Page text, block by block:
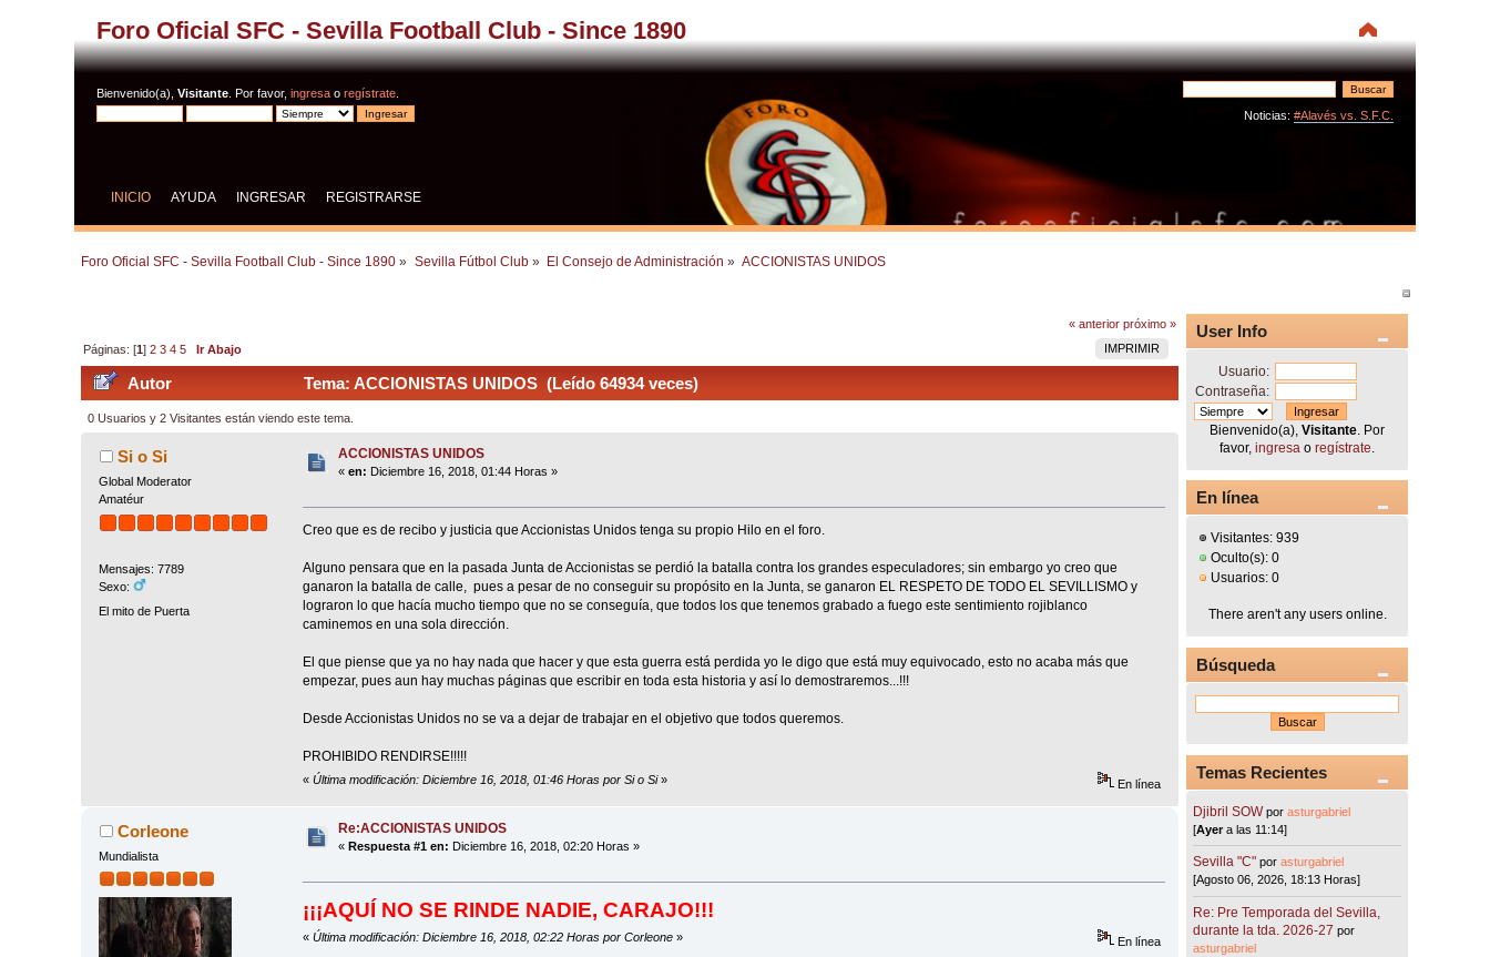
Foro Oficial SFC - Sevilla Football Club - Since 1890
Bienvenido(a),Visitante . Por favor,ingresa oregístrate
Noticias: #Alavés vs. S.F.C.
INICIO AYUDA INGRESAR REGISTRARSE
Foro Oficial SFC - Sevilla Football Club - Since 1890 » Sevilla Fútbol Club» El Consejo de Administración » ACCIONISTAS UNIDOS
« anterior próximo »
IMPRIMIR
Páginas: [1]2 3 4 5 Ir Abajo
Autor Tema: ACCIONISTAS UNIDOS (Leído 64934 veces)
0 Usuarios y 2 Visitantes están viendo este tema.
Si o Si
Global Moderator
Amatéur
Mensajes: 7789
Sexo:
El mito de Puerta
ACCIONISTAS UNIDOS
«en: Diciembre 16, 2018, 01:44 Horas »
Creo que es de recibo y justicia que Accionistas Unidos tenga su propio Hilo en el foro.
Alguno pensara que en la pasada Junta de Accionistas se perdió la batalla contra los grandes especuladores; sin embargo yo creo que
ganaron la batalla de calle, pues a pesar de no conseguir su propósito en la Junta, se ganaron EL RESPETO DE TODO EL SEVILLISMO y
lograron lo que hacía mucho tiempo que no se conseguía, que todos los que tenemos grabado a fuego este sentimiento rojiblanco
caminemos en una sola dirección.
El que piense que ya no hay nada que hacer y que esta guerra está perdida yo le digo que está muy equivocado, esto no acaba más que
empezar, pues aun hay muchas páginas que escribir en toda esta historia y así lo demostraremos...!!!
Desde Accionistas Unidos no se va a dejar de trabajar en el objetivo que todos queremos.
PROHIBIDO RENDIRSE!!!!!
« Última modificación: Diciembre 16, 2018, 01:46 Horas por Si o Si» En línea
Corleone
Mundialista
Re:ACCIONISTAS UNIDOS
«Respuesta #1 en: Diciembre 16, 2018, 02:20 Horas »
¡¡¡AQUÍ NO SE RINDE NADIE, CARAJO!!!
« Última modificación: Diciembre 16, 2018, 02:22 Horas por Corleone» En línea
User Info
Usuario:
Contraseña:
Bienvenido(a),Visitante . Por
favor,ingresa oregístrate
En línea
Visitantes: 939
Oculto(s): 0
Usuarios: 0
There aren't any users online.
Búsqueda
Temas Recientes
Djibril SOW porasturgabriel
[Ayera las 11:14]
Sevilla "C"porasturgabriel
[Agosto 06, 2026, 18:13 Horas]
Re: Pre Temporada del Sevilla,
durante la tda. 2026-27 por
asturgabriel